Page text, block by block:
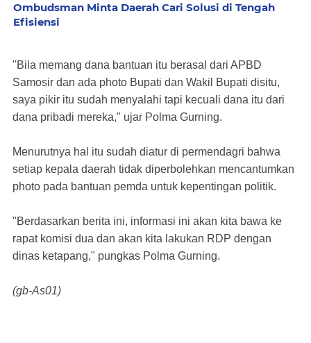
Ombudsman Minta Daerah Cari Solusi di Tengah
Efisiensi
"Bila memang dana bantuan itu berasal dari APBD
Samosir dan ada photo Bupati dan Wakil Bupati disitu,
saya pikir itu sudah menyalahi tapi kecuali dana itu dari
dana pribadi mereka," ujar Polma Gurning.
Menurutnya hal itu sudah diatur di permendagri bahwa
setiap kepala daerah tidak diperbolehkan mencantumkan
photo pada bantuan pemda untuk kepentingan politik.
"Berdasarkan berita ini, informasi ini akan kita bawa ke
rapat komisi dua dan akan kita lakukan RDP dengan
dinas ketapang," pungkas Polma Gurning.
(gb-As01)